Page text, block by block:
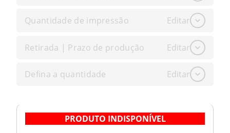
Quantidade de impressão Editar
Retirada | Prazo de produção Editar
Defina a quantidade Editar
PRODUTO INDISPONÍVEL